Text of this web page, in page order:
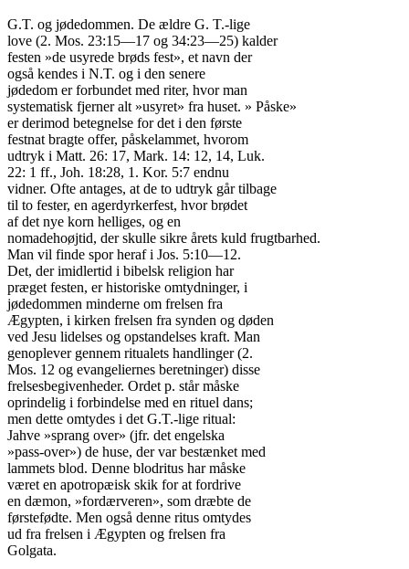
G.T. og jødedommen. De ældre G. T.-lige
love (2. Mos. 23:15—17 og 34:23—25) kalder
festen »de usyrede brøds fest», et navn der
også kendes i N.T. og i den senere
jødedom er forbundet med riter, hvor man
systematisk fjerner alt »usyret» fra huset. » Påske»
er derimod betegnelse for det i den første
festnat bragte offer, påskelammet, hvorom
udtryk i Matt. 26: 17, Mark. 14: 12, 14, Luk.
22: 1 ff., Joh. 18:28, 1. Kor. 5:7 endnu
vidner. Ofte antages, at de to udtryk går tilbage
til to fester, en agerdyrkerfest, hvor brødet
af det nye korn helliges, og en
nomadehoøjtid, der skulle sikre årets kuld frugtbarhed.
Man vil finde spor heraf i Jos. 5:10—12.
Det, der imidlertid i bibelsk religion har
præget festen, er historiske omtydninger, i
jødedommen minderne om frelsen fra
Ægypten, i kirken frelsen fra synden og døden
ved Jesu lidelses og opstandelses kraft. Man
genoplever gennem ritualets handlinger (2.
Mos. 12 og evangeliernes beretninger) disse
frelsesbegivenheder. Ordet p. står måske
oprindelig i forbindelse med en rituel dans;
men dette omtydes i det G.T.-lige ritual:
Jahve »sprang over» (jfr. det engelska
»pass-over») de huse, der var bestænket med
lammets blod. Denne blodritus har måske
været en apotropæisk skik for at fordrive
en dæmon, »fordærveren», som dræbte de
førstefødte. Men også denne ritus omtydes
ud fra frelsen i Ægypten og frelsen fra
Golgata.